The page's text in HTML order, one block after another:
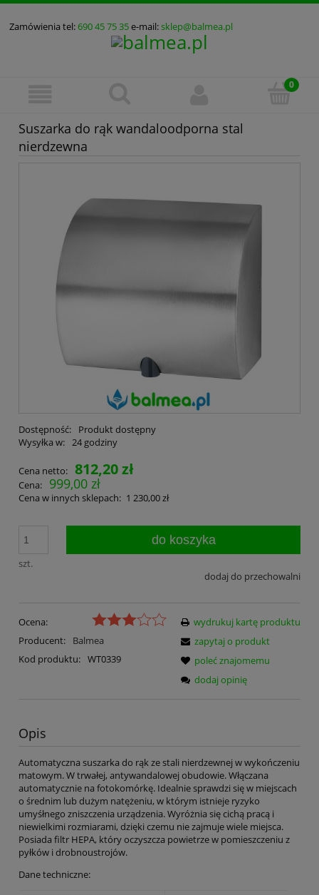
Zamówienia tel:690 45 75 35e-mail:sklep@balmea.pl
Suszarka do rąk wandaloodporna stal
nierdzewna
Dostępność:
Produkt dostępny
Wysyłka w: 24 godziny
Cena netto: 812,20 zł
Cena: 999,00 zł
Cena w innych sklepach: 1 230,00 zł
szt.
do koszyka
dodaj do przechowalni
Ocena:
Producent:
Balmea
Kod produktu: WT0339
wydrukuj kartę produktu
zapytaj o produkt
poleć znajomemu
dodaj opinię
Opis
Automatyczna suszarka do rąk ze stali nierdzewnej w wykończeniu
matowym. W trwałej, antywandalowej obudowie. Włączana
automatycznie na fotokomórkę. Idealnie sprawdzi się w miejscach
o średnim lub dużym natężeniu, w którym istnieje ryzyko
umyśłnego zniszczenia urządzenia. Wyróżnia się cichą pracą i
niewielkimi rozmiarami, dzięki czemu nie zajmuje wiele miejsca.
Posiada filtr HEPA, który oczyszcza powietrze w pomieszczeniu z
pyłków i drobnoustrojów.
Dane techniczne: